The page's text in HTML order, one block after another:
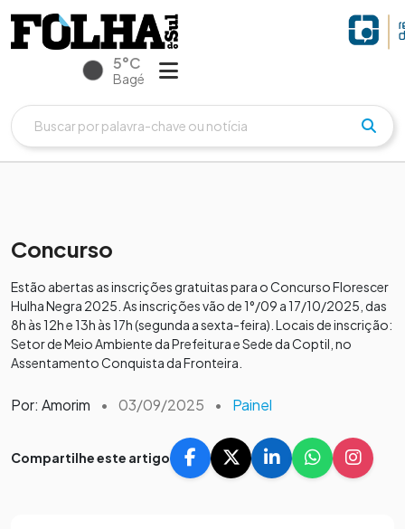
5°C
Bagé
Concurso
Estão abertas as inscrições gratuitas para o Concurso Florescer
Hulha Negra 2025. As inscrições vão de 1°/09 a 17/10/2025, das
8h às 12h e 13h às 17h (segunda a sexta-feira). Locais de inscrição:
Setor de Meio Ambiente da Prefeitura e Sede da Coptil, no
Assentamento Conquista da Fronteira.
Por: Amorim • 03/09/2025 • Painel
Compartilhe este artigo